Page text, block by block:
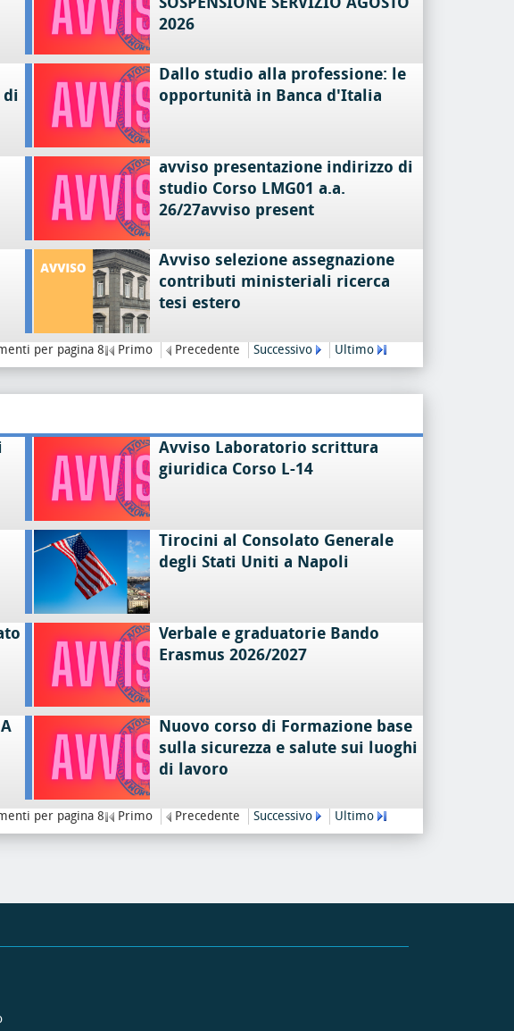
2026
di
Dallo studio alla professione: le
opportunità in Banca d'Italia
avviso presentazione indirizzo di
studio Corso LMG01 a.a.
26/27avviso present
Avviso selezione assegnazione
contributi ministeriali ricerca
tesi estero
per pagina 8 Primo Precedente Successivo Ultimo
Avviso Laboratorio scrittura
giuridica Corso L-14
Tirocini al Consolato Generale
degli Stati Uniti a Napoli
Verbale e graduatorie Bando
Erasmus 2026/2027
Nuovo corso di Formazione base
sulla sicurezza e salute sui luoghi
di lavoro
per pagina 8 Primo Precedente Successivo Ultimo